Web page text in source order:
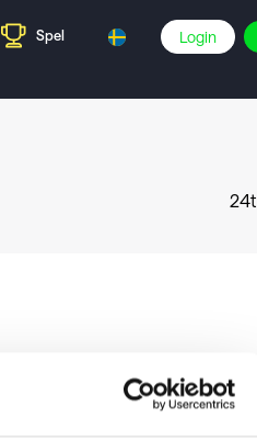
Spel Login
24t